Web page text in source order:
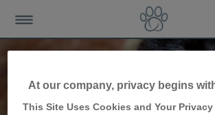
At our company, privacy begins
This Site Uses Cookies and Your